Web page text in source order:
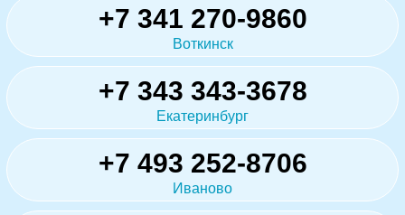
+7 341 270-9860
Воткинск
+7 343 343-3678
Екатеринбург
+7 493 252-8706
Иваново